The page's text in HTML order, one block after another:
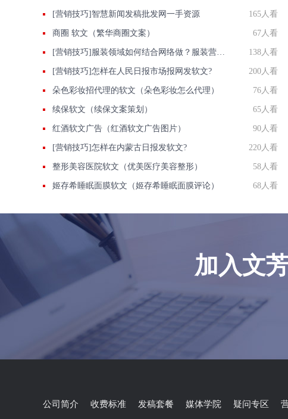
[营销技巧]智慧新闻发稿批发网一手资源 165人看
商圈 软文（繁华商圈文案） 67人看
[营销技巧]服装领域如何结合网络做？服装营销软文如何写? 138人看
[营销技巧]怎样在人民日报市场报网发软文? 200人看
朵色彩妆招代理的软文（朵色彩妆怎么代理） 76人看
续保软文（续保文案策划） 65人看
红酒软文广告（红酒软文广告图片） 90人看
[营销技巧]怎样在内蒙古日报发软文? 220人看
整形美容医院软文（优美医疗美容整形） 58人看
姬存希睡眠面膜软文（姬存希睡眠面膜评论） 68人看
加入文
公司简介 收费标准 发稿套餐 媒体学院 疑问专区